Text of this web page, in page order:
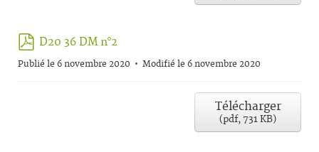
pdf
D20 36 DM n°2
Publié le 6 novembre 2020 Modifié le 6 novembre 2020
Télécharger
(pdf, 731 KB)